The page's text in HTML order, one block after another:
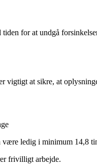
for at undgå
vigtigt at sikre, at
være ledig i minimum 14,8
frivilligt arbejde.